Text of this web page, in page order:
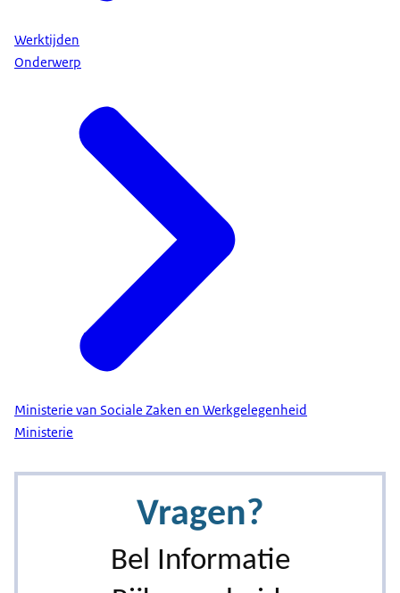
Werktijden
Onderwerp
Ministerie van Sociale Zaken en Werkgelegenheid
Ministerie